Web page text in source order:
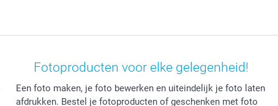
Fotoproducten voor elke gelegenheid!
Een foto maken, je foto bewerken en uiteindelijk je foto laten
afdrukken. Bestel je fotoproducten of geschenken met foto